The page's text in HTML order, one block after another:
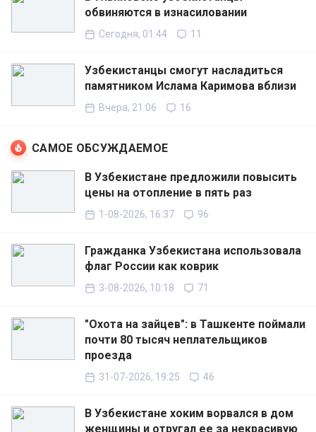
обвиняются в изнасиловании
Сегодня, 01:44 11
Узбекистанцы смогут насладиться
памятником Ислама Каримова вблизи
Вчера, 21:06 16
САМОЕ ОБСУЖДАЕМОЕ
В Узбекистане предложили повысить
цены на отопление в пять раз
1-08-2026, 16:37 96
Гражданка Узбекистана использовала
флаг России как коврик
3-08-2026, 10:18 71
"Охота на зайцев": в Ташкенте поймали
почти 80 тысяч неплательщиков
проезда
31-07-2026, 19:25 46
В Узбекистане хоким ворвался в дом
женщины и отругал ее за некрасивую